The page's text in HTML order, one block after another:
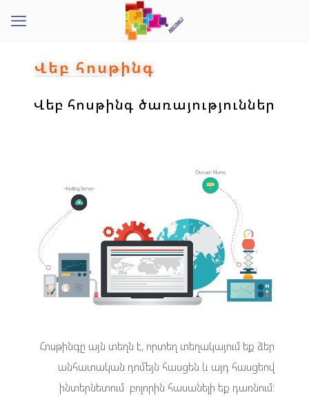
Վեբ հոսթինգ
Վեբ հոսթինգ ծառայություններ
Հոսթինգը այն տեղն է, որտեղ տեղակայում եք ձեր
անհատական դոմեյն հասցեն և այդ հասցեով
ինտերնետում բոլորին հասանելի եք դառնում։